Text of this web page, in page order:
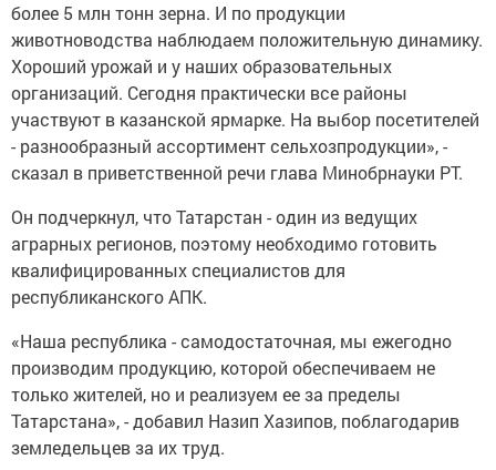
более 5 млн тонн зерна. И по продукции
животноводства наблюдаем положительную динамику.
Хороший урожай и у наших образовательных
организаций. Сегодня практически все районы
участвуют в казанской ярмарке. На выбор посетителей
- разнообразный ассортимент сельхозпродукции», -
сказал в приветственной речи глава Минобрнауки РТ.
Он подчеркнул, что Татарстан - один из ведущих
аграрных регионов, поэтому необходимо готовить
квалифицированных специалистов для
республиканского АПК.
«Наша республика - самодостаточная, мы ежегодно
производим продукцию, которой обеспечиваем не
только жителей, но и реализуем ее за пределы
Татарстана», - добавил Назип Хазипов, поблагодарив
земледельцев за их труд.